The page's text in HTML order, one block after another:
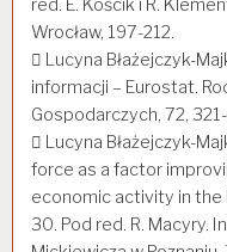
red. E. Kościk i R.
Wrocław, 197-212.
 Lucyna Błażejczyk-
informacji – Eurostat.
Gospodarczych, 72,
 Lucyna Błażejczyk-
force as a factor
economic activity in the
30. Pod red. R. Macyry.